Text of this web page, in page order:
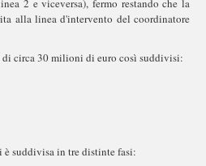
alla linea d'intervento del coordinatore
circa 30 milioni di euro così suddivisi:
suddivisa in tre distinte fasi: